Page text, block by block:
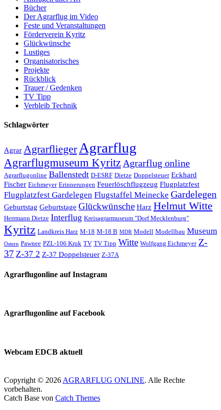
Bücher
Der Agrarflug im Video
Feste und Veranstaltungen
Förderverein Kyritz
Glückwünsche
Lustiges
Organisatorisches
Projekte
Rückblick
Trauer / Gedenken
TV Tipp
Verbleib Technik
Schlagwörter
Agrar Agrarflieger Agrarflug
Agrarflugmuseum Kyritz Agrarflug online
Agrarflugonline Ballenstedt D-ESRF Dietze Doppelsteuer Eckhard
Fischer Eichmeyer Erinnerungen Feuerlöschflugzeug Flugplatzfest
Flugplatzfest Gardelegen Flugstaffel Meinecke Gardelegen
Geburtstag Geburtstage Glückwünsche Harz Helmut Witte
Herrmann Dietze Interflug Kreisagrarmuseum "Dorf Mecklenburg"
Kyritz Landkreis Harz M-18 M-18 B MDR Modell Modellbau Museum
Ostern Pawnee PZL-106 Kruk TV TV Tipp Witte Wolfgang Eichmeyer Z-
37 Z-37 2 Z-37 Doppelsteuer Z-37A
Agrarflugonline auf Instagram
Agrarflugonline auf Facebook
Webcam EDCB aktuell
Copyright © 2026 AGRARFLUG ONLINE. Alle Rechte
vorbehalten.
Catch Base von Catch Themes